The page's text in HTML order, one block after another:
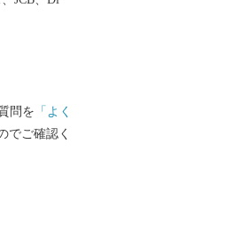
問を 「よく
でご確認く